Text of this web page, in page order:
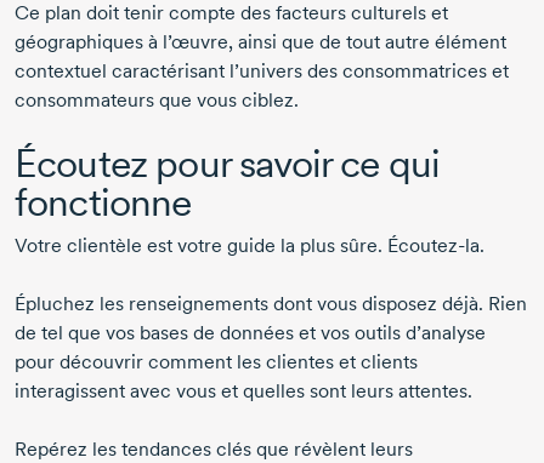
Ce plan doit tenir compte des facteurs culturels et
géographiques à l’œuvre, ainsi que de tout autre élément
contextuel caractérisant l’univers des consommatrices et
consommateurs que vous ciblez.
Écoutez pour savoir ce qui
fonctionne
Votre clientèle est votre guide la plus sûre. Écoutez-la.
Épluchez les renseignements dont vous disposez déjà. Rien
de tel que vos bases de données et vos outils d’analyse
pour découvrir comment les clientes et clients
interagissent avec vous et quelles sont leurs attentes.
Repérez les tendances clés que révèlent leurs